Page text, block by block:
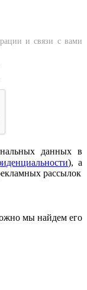
и связи с вами
данных в
), а
рассылок
мы найдем его